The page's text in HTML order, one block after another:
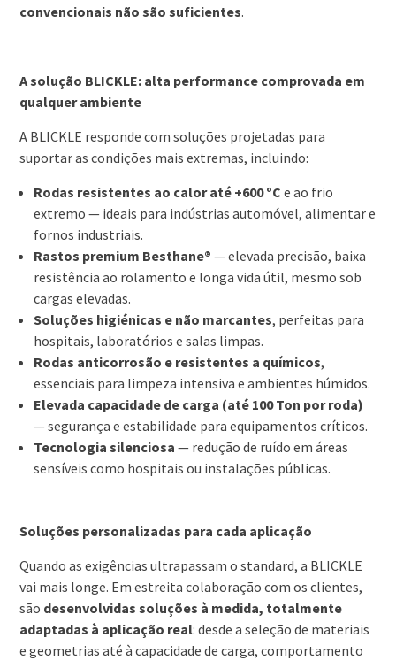
convencionais não são suficientes.
A solução BLICKLE: alta performance comprovada em
qualquer ambiente
A BLICKLE responde com soluções projetadas para
suportar as condições mais extremas, incluindo:
Rodas resistentes ao calor até +600 ºC e ao frio
extremo — ideais para indústrias automóvel, alimentar e
fornos industriais.
Rastos premium Besthane® — elevada precisão, baixa
resistência ao rolamento e longa vida útil, mesmo sob
cargas elevadas.
Soluções higiénicas e não marcantes, perfeitas para
hospitais, laboratórios e salas limpas.
Rodas anticorrosão e resistentes a químicos,
essenciais para limpeza intensiva e ambientes húmidos.
Elevada capacidade de carga (até 100 Ton por roda)
— segurança e estabilidade para equipamentos críticos.
Tecnologia silenciosa — redução de ruído em áreas
sensíveis como hospitais ou instalações públicas.
Soluções personalizadas para cada aplicação
Quando as exigências ultrapassam o standard, a BLICKLE
vai mais longe. Em estreita colaboração com os clientes,
são desenvolvidas soluções à medida, totalmente
adaptadas à aplicação real: desde a seleção de materiais
e geometrias até à capacidade de carga, comportamento